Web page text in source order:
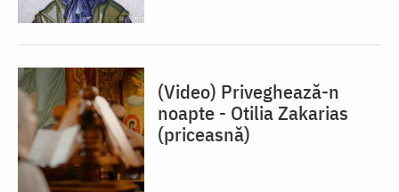
(Video) Priveghează-n
noapte - Otilia Zakarias
(priceasnă)